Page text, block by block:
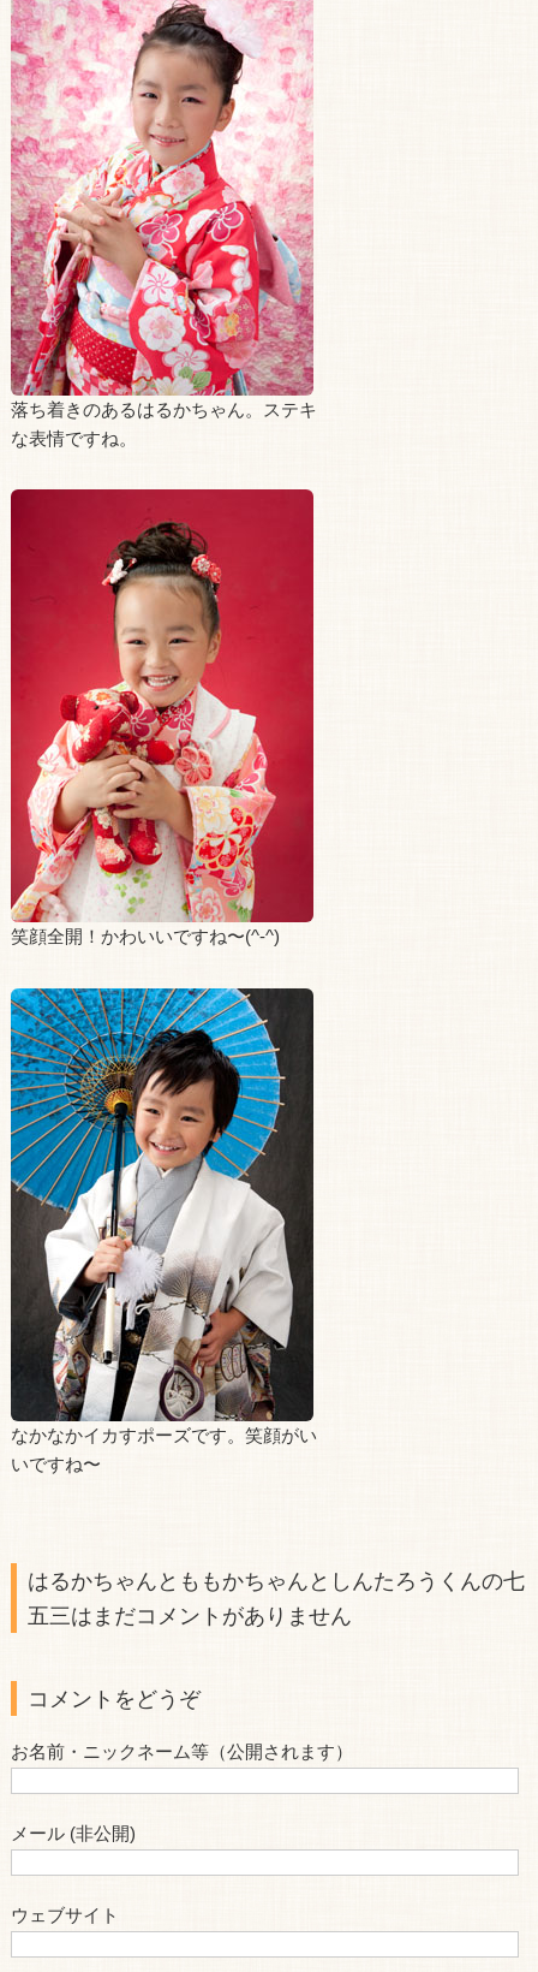
落ち着きのあるはるかちゃん。ステキ
な表情ですね。
笑顔全開！かわいいですね〜(^-^)
なかなかイカすポーズです。笑顔がい
いですね〜
はるかちゃんとももかちゃんとしんたろうくんの七
五三はまだコメントがありません
コメントをどうぞ
お名前・ニックネーム等（公開されます）
メール (非公開)
ウェブサイト